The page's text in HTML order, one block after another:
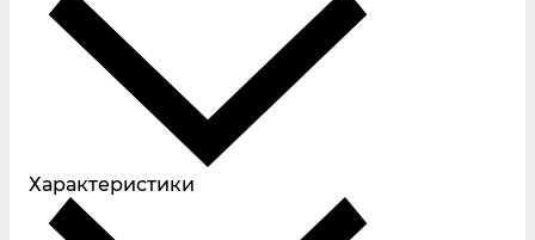
Характеристики